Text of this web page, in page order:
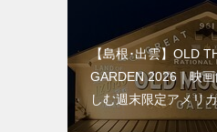
【島根･出雲】OLD
GARDEN 2026｜映
しむ週末限定アメリ